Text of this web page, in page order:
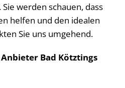
werden schauen, dass
helfen und den idealen
Sie uns umgehend.
Bad Kötztings